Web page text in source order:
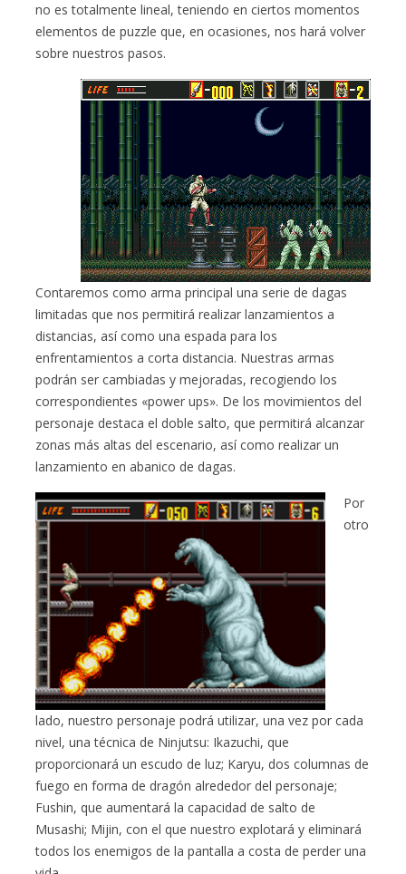
no es totalmente lineal, teniendo en ciertos momentos
elementos de puzzle que, en ocasiones, nos hará volver
sobre nuestros pasos.
Contaremos como arma principal una serie de dagas
limitadas que nos permitirá realizar lanzamientos a
distancias, así como una espada para los
enfrentamientos a corta distancia. Nuestras armas
podrán ser cambiadas y mejoradas, recogiendo los
correspondientes «power ups». De los movimientos del
personaje destaca el doble salto, que permitirá alcanzar
zonas más altas del escenario, así como realizar un
lanzamiento en abanico de dagas.
Por
otro
lado, nuestro personaje podrá utilizar, una vez por cada
nivel, una técnica de Ninjutsu: Ikazuchi, que
proporcionará un escudo de luz; Karyu, dos columnas de
fuego en forma de dragón alrededor del personaje;
Fushin, que aumentará la capacidad de salto de
Musashi; Mijin, con el que nuestro explotará y eliminará
todos los enemigos de la pantalla a costa de perder una